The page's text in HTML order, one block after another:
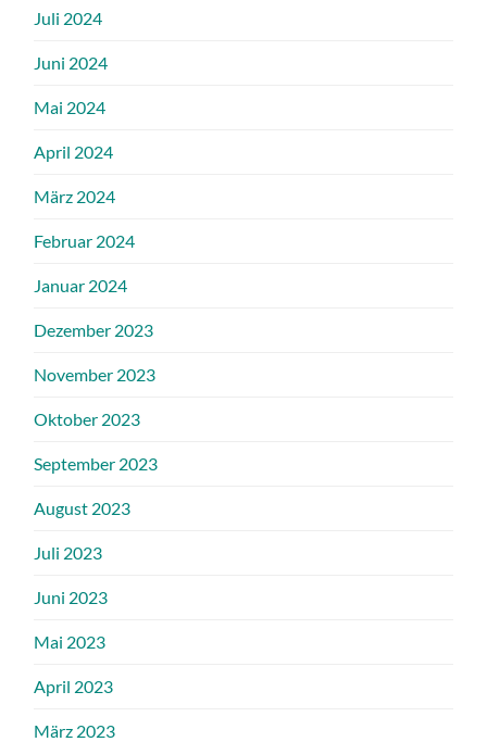
Juli 2024
Juni 2024
Mai 2024
April 2024
März 2024
Februar 2024
Januar 2024
Dezember 2023
November 2023
Oktober 2023
September 2023
August 2023
Juli 2023
Juni 2023
Mai 2023
April 2023
März 2023